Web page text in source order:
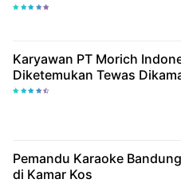
Karyawan PT Morich
Diketemukan Tewas
Pemandu Karaoke
di Kamar Kos